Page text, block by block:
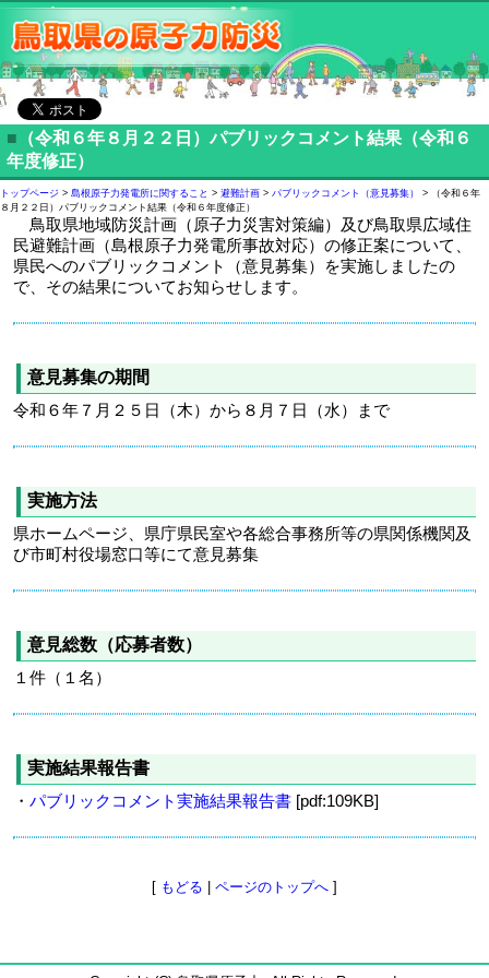
■ （令和６年８月２２日）パブリックコメント結果（令和６
年度修正）
トップページ > 島根原子力発電所に関すること > 避難計画 > パブリックコメント（意見募集）
> （令和６年
８月２２日）パブリックコメント結果（令和６年度修正）
鳥取県地域防災計画（原子力災害対策編）及び鳥取県広域住
民避難計画（島根原子力発電所事故対応）の修正案について、
県民へのパブリックコメント（意見募集）を実施しましたの
で、その結果についてお知らせします。
意見募集の期間
令和６年７月２５日（木）から８月７日（水）まで
実施方法
県ホームページ、県庁県民室や各総合事務所等の県関係機関及
び市町村役場窓口等にて意見募集
意見総数（応募者数）
１件（１名）
実施結果報告書
・ パブリックコメント実施結果報告書 [pdf:109KB]
[ もどる ページのトップへ ]